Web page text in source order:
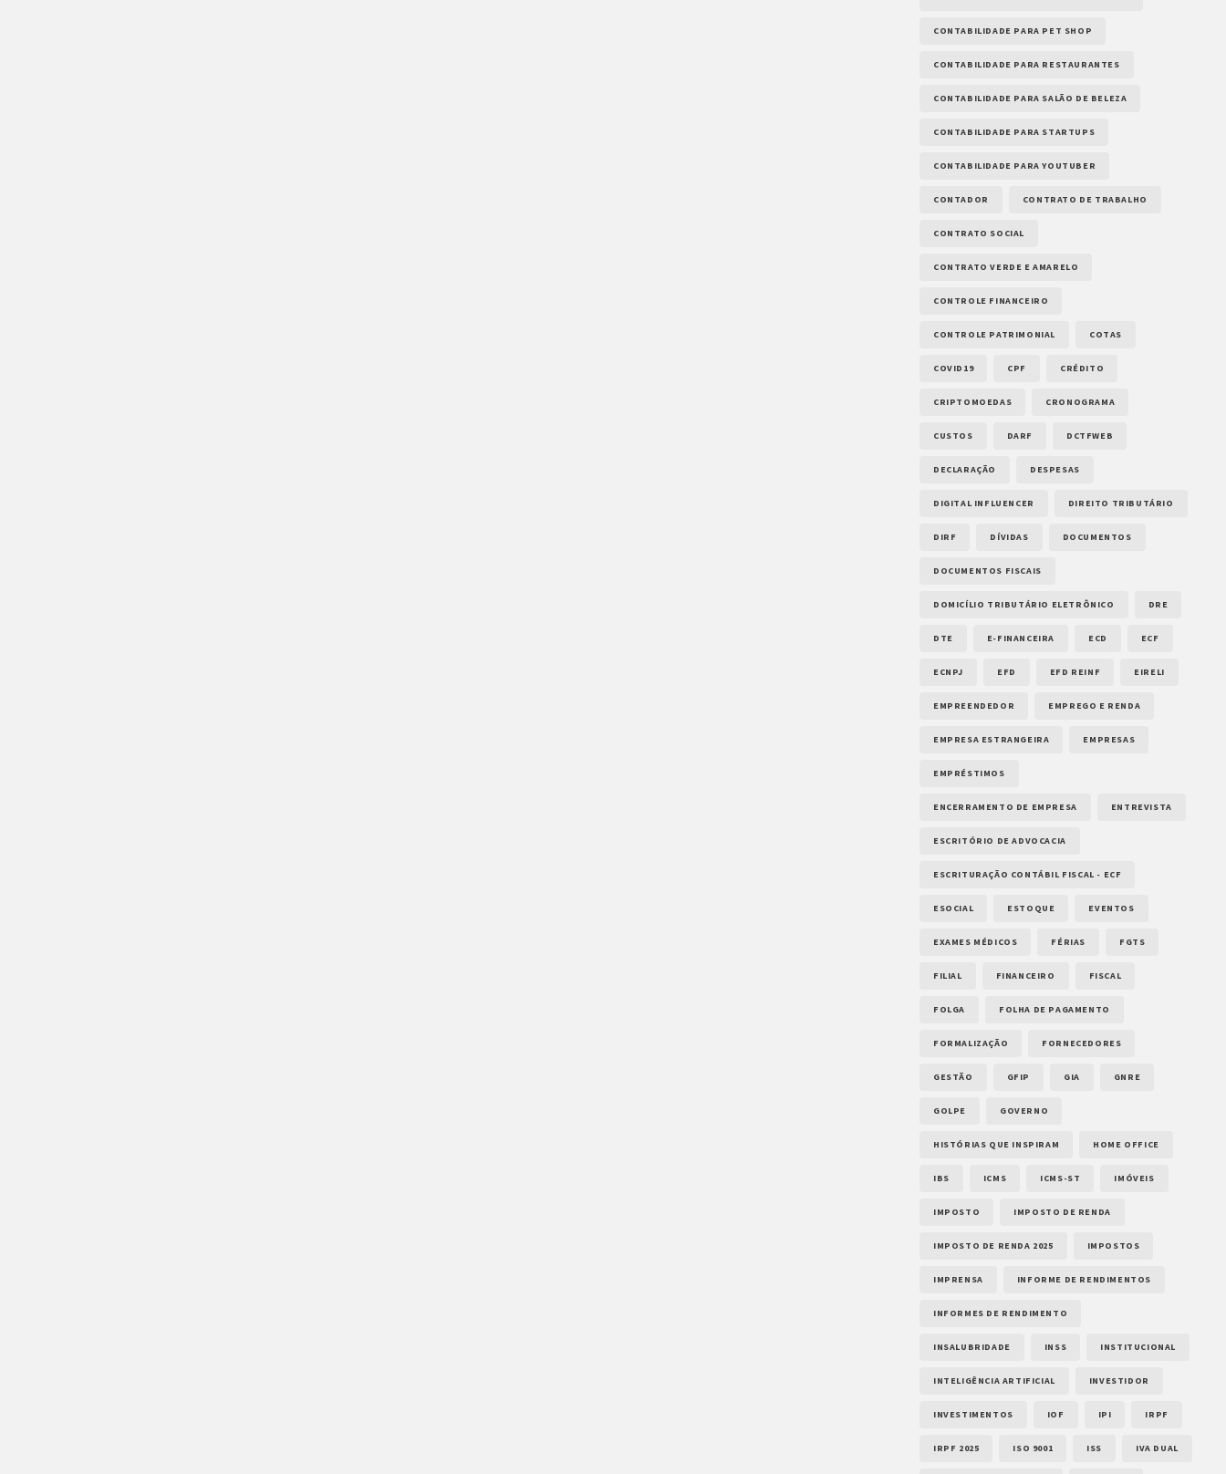
CONTABILIDADE PARA PET SHOP
CONTABILIDADE PARA RESTAURANTES
CONTABILIDADE PARA SALÃO DE BELEZA
CONTABILIDADE PARA STARTUPS
CONTABILIDADE PARA YOUTUBER
CONTADOR CONTRATO DE TRABALHO
CONTRATO SOCIAL
CONTRATO VERDE E AMARELO
CONTROLE FINANCEIRO
CONTROLE PATRIMONIAL COTAS
COVID19 CPF CRÉDITO
CRIPTOMOEDAS CRONOGRAMA
CUSTOS DARF DCTFWEB
DECLARAÇÃO DESPESAS
DIGITAL INFLUENCER DIREITO TRIBUTÁRIO
DIRF DÍVIDAS DOCUMENTOS
DOCUMENTOS FISCAIS
DOMICÍLIO TRIBUTÁRIO ELETRÔNICO DRE
DTE E-FINANCEIRA ECD ECF
ECNPJ EFD EFD REINF EIRELI
EMPREENDEDOR EMPREGO E RENDA
EMPRESA ESTRANGEIRA EMPRESAS
EMPRÉSTIMOS
ENCERRAMENTO DE EMPRESA ENTREVISTA
ESCRITÓRIO DE ADVOCACIA
ESCRITURAÇÃO CONTÁBIL FISCAL - ECF
ESOCIAL ESTOQUE EVENTOS
EXAMES MÉDICOS FÉRIAS FGTS
FILIAL FINANCEIRO FISCAL
FOLGA FOLHA DE PAGAMENTO
FORMALIZAÇÃO FORNECEDORES
GESTÃO GFIP GIA GNRE
GOLPE GOVERNO
HISTÓRIAS QUE INSPIRAM HOME OFFICE
IBS ICMS ICMS-ST IMÓVEIS
IMPOSTO IMPOSTO DE RENDA
IMPOSTO DE RENDA 2025 IMPOSTOS
IMPRENSA INFORME DE RENDIMENTOS
INFORMES DE RENDIMENTO
INSALUBRIDADE INSS INSTITUCIONAL
INTELIGÊNCIA ARTIFICIAL INVESTIDOR
INVESTIMENTOS IOF IPI IRPF
IRPF 2025 ISO 9001 ISS IVA DUAL